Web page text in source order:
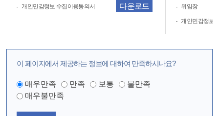
개인민감정보 수집이용동의서 다운로드 위임장
개인민감정보
이 페이지에서 제공하는 정보에 대하여 만족하시나요?
매우만족 만족 보통
불만족
매우불만족